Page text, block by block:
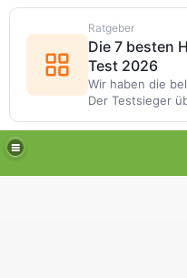
Ratgeber
Die 7 besten
Test 2026
Wir haben die
Der Testsieger